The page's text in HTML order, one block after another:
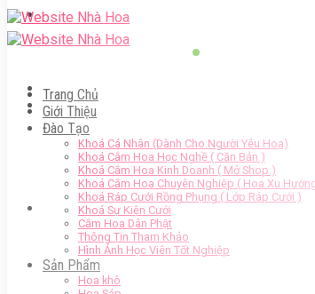
Trang Chủ
Giới Thiệu
Đào Tạo
Khoá Cá Nhân (Dành Cho Người Yêu Hoa)
Khoá Cắm Hoa Học Nghề ( Căn Bản )
Khoá Cắm Hoa Kinh Doanh ( Mở Shop )
Khoá Cắm Hoa Chuyên Nghiệp ( Hoa Xu
Khoá Ráp Cưới Rồng Phụng ( Lớp Ráp Cưới )
Khoá Sự Kiện Cưới
Cắm Hoa Dân Phật
Thông Tin Tham Khảo
Hình Ảnh Học Viên Tốt Nghiệp
Sản Phẩm
Hoa khô